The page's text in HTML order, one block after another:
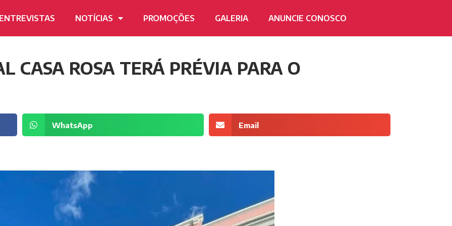
ENTREVISTAS NOTÍCIAS PROMOÇÕES GALERIA ANUNCIE CONOSCO
CASA ROSA TERÁ PRÉVIA PARA O
WhatsApp Email